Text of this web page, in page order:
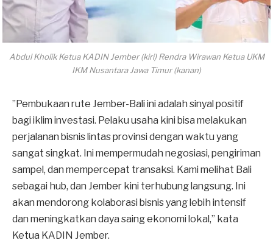
Abdul Kholik Ketua KADIN Jember (kiri) Rendra Wirawan Ketua UKM
IKM Nusantara Jawa Timur (kanan)
​”Pembukaan rute Jember-Bali ini adalah sinyal positif
bagi iklim investasi. Pelaku usaha kini bisa melakukan
perjalanan bisnis lintas provinsi dengan waktu yang
sangat singkat. Ini mempermudah negosiasi, pengiriman
sampel, dan mempercepat transaksi. Kami melihat Bali
sebagai hub, dan Jember kini terhubung langsung. Ini
akan mendorong kolaborasi bisnis yang lebih intensif
dan meningkatkan daya saing ekonomi lokal,” kata
Ketua KADIN Jember.